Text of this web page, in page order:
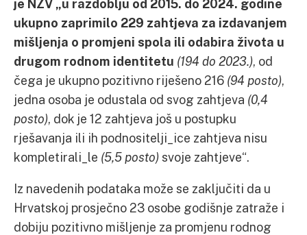
je NZV „u razdoblju od 2015. do 2024. godine
ukupno zaprimilo 229 zahtjeva za izdavanjem
mišljenja o promjeni spola ili odabira života u
drugom rodnom identitetu (194 do 2023.), od
čega je ukupno pozitivno riješeno 216 (94 posto),
jedna osoba je odustala od svog zahtjeva (0,4
posto), dok je 12 zahtjeva još u postupku
rješavanja ili ih podnositelji_ice zahtjeva nisu
kompletirali_le (5,5 posto)svoje zahtjeve“.
Iz navedenih podataka može se zaključiti da u
Hrvatskoj prosječno 23 osobe godišnje zatraže i
dobiju pozitivno mišljenje za promjenu rodnog